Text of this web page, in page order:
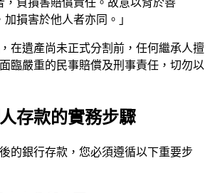
加損害於他人者亦同。」
在遺產尚未正式分割前，任何繼承人擅
臨嚴重的民事賠償及刑事責任，切勿以
存款的實務步驟
的銀行存款，您必須遵循以下重要步